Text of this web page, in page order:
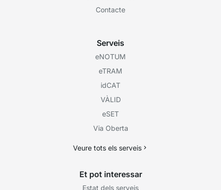
Contacte
Serveis
eNOTUM
eTRAM
idCAT
VÀLID
eSET
Via Oberta
Veure tots els serveis
Et pot interessar
Estat dels serveis